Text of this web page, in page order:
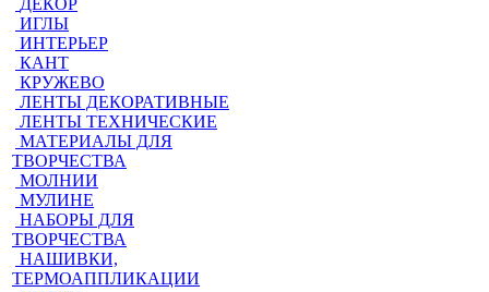
ДЕКОР
ИГЛЫ
ИНТЕРЬЕР
КАНТ
КРУЖЕВО
ЛЕНТЫ ДЕКОРАТИВНЫЕ
ЛЕНТЫ ТЕХНИЧЕСКИЕ
МАТЕРИАЛЫ ДЛЯ
ТВОРЧЕСТВА
МОЛНИИ
МУЛИНЕ
НАБОРЫ ДЛЯ
ТВОРЧЕСТВА
НАШИВКИ,
ТЕРМОАППЛИКАЦИИ